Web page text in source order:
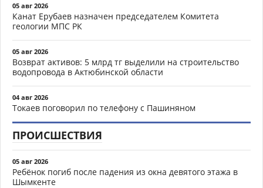
05 авг 2026
Канат Ерубаев назначен председателем Комитета
геологии МПС РК
05 авг 2026
Возврат активов: 5 млрд тг выделили на строительство
водопровода в Актюбинской области
04 авг 2026
Токаев поговорил по телефону с Пашиняном
ПРОИСШЕСТВИЯ
05 авг 2026
Ребёнок погиб после падения из окна девятого этажа в
Шымкенте